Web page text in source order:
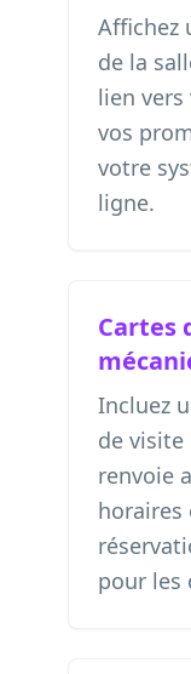
Affichez
de la
lien vers
vos
votre
ligne.
Cartes
Incluez
de visite
renvoie
horaires
pour les